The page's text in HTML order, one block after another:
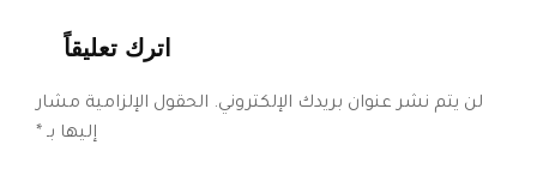
اترك تعليقاً
لن يتم نشر عنوان بريدك الإلكتروني. الحقول الإلزامية مشار
إليها بـ *